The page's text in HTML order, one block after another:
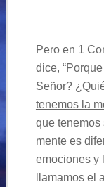
Pero en 1
dice,
Señor?
tenemos la
que tenemos
mente es
emociones y
llamamos el